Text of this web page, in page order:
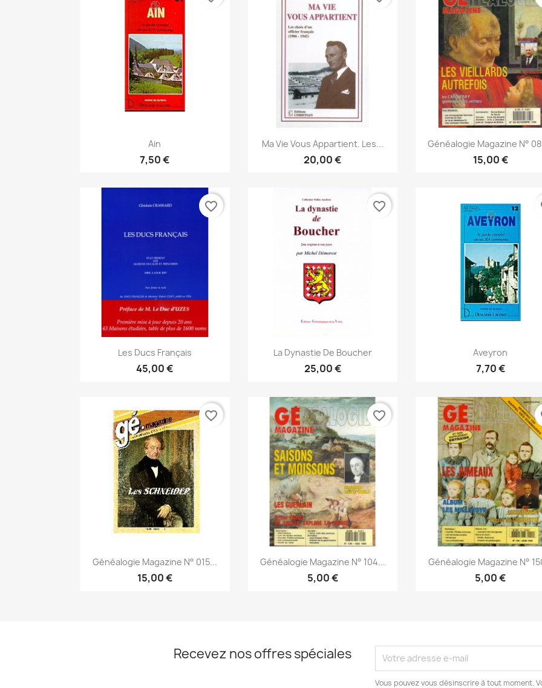
Aperçu rapide
Ain
7,50 €
Aperçu rapide
Ma Vie Vous Appartient. Les...
20,00 €
Aperçu rapide
Généalogie Magazine N°
15,00 €
Aperçu rapide
Les Ducs Français
45,00 €
favorite_border
Aperçu rapide
La Dynastie De Boucher
25,00 €
favorite_border
Aperçu rapide
Aveyron
7,70 €
Aperçu rapide
Généalogie Magazine N° 015...
15,00 €
favorite_border
Aperçu rapide
Généalogie Magazine N° 104...
5,00 €
favorite_border
Aperçu rapide
Généalogie Magazine N°
5,00 €
Recevez nos offres spéciales
Vous pouvez vous désinscrire à tout moment.